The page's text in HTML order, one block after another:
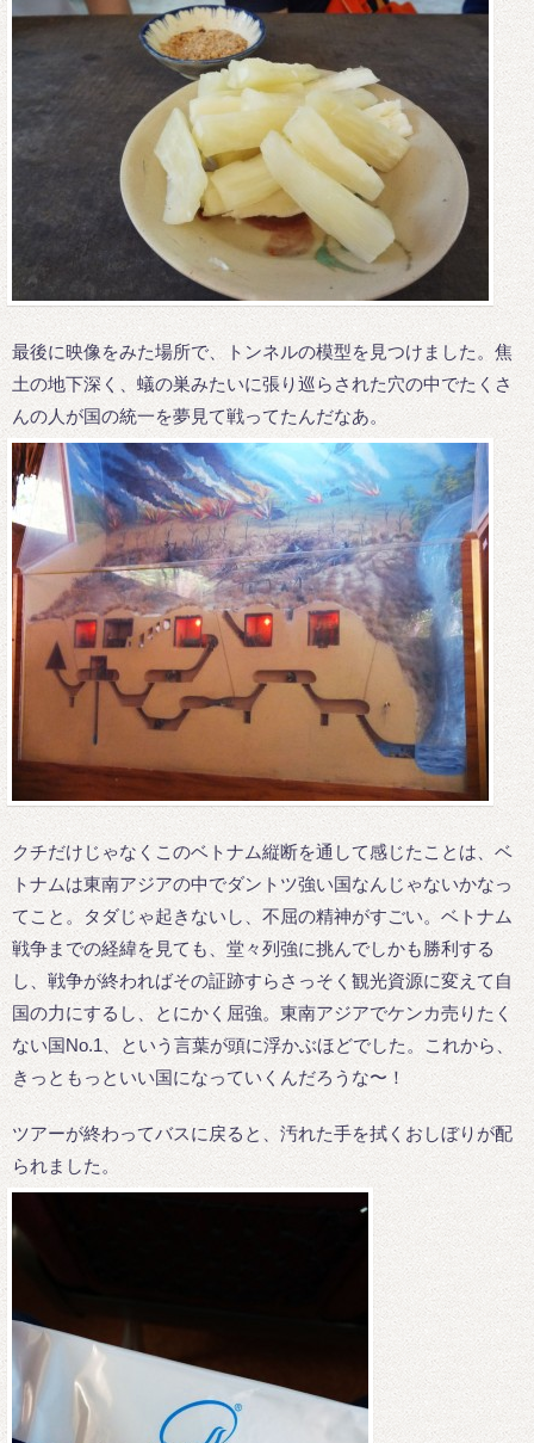
最後に映像をみた場所で、トンネルの模型を見つけました。焦
土の地下深く、蟻の巣みたいに張り巡らされた穴の中でたくさ
んの人が国の統一を夢見て戦ってたんだなあ。
クチだけじゃなくこのベトナム縦断を通して感じたことは、ベ
トナムは東南アジアの中でダントツ強い国なんじゃないかなっ
てこと。タダじゃ起きないし、不屈の精神がすごい。ベトナム
戦争までの経緯を見ても、堂々列強に挑んでしかも勝利する
し、戦争が終わればその証跡すらさっそく観光資源に変えて自
国の力にするし、とにかく屈強。東南アジアでケンカ売りたく
ない国No.1、という言葉が頭に浮かぶほどでした。これから、
きっともっといい国になっていくんだろうな〜！
ツアーが終わってバスに戻ると、汚れた手を拭くおしぼりが配
られました。